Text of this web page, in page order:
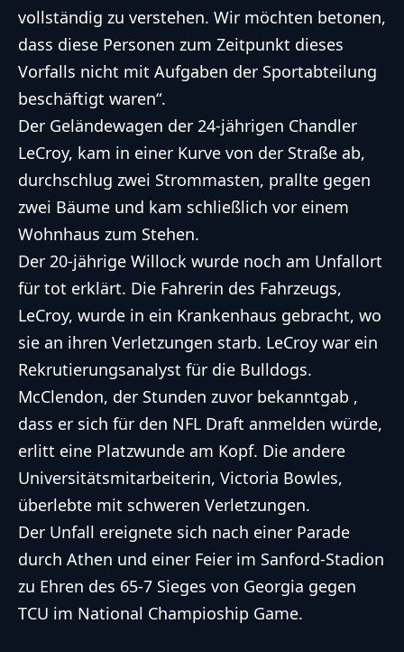
vollständig zu verstehen. Wir möchten betonen,
dass diese Personen zum Zeitpunkt dieses
Vorfalls nicht mit Aufgaben der Sportabteilung
beschäftigt waren“.
Der Geländewagen der 24-jährigen Chandler
LeCroy, kam in einer Kurve von der Straße ab,
durchschlug zwei Strommasten, prallte gegen
zwei Bäume und kam schließlich vor einem
Wohnhaus zum Stehen.
Der 20-jährige Willock wurde noch am Unfallort
für tot erklärt. Die Fahrerin des Fahrzeugs,
LeCroy, wurde in ein Krankenhaus gebracht, wo
sie an ihren Verletzungen starb. LeCroy war ein
Rekrutierungsanalyst für die Bulldogs.
McClendon, der Stunden zuvor bekanntgab ,
dass er sich für den NFL Draft anmelden würde,
erlitt eine Platzwunde am Kopf. Die andere
Universitätsmitarbeiterin, Victoria Bowles,
überlebte mit schweren Verletzungen.
Der Unfall ereignete sich nach einer Parade
durch Athen und einer Feier im Sanford-Stadion
zu Ehren des 65-7 Sieges von Georgia gegen
TCU im National Champioship Game.